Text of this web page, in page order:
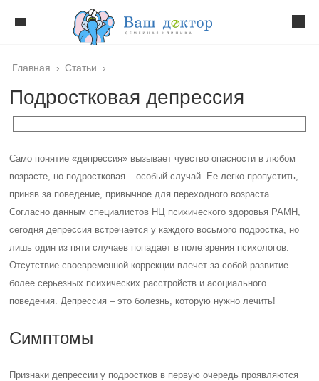
Главная › Статьи ›
Подростковая депрессия
Само понятие «депрессия» вызывает чувство опасности в любом
возрасте, но подростковая – особый случай. Ее легко пропустить,
приняв за поведение, привычное для переходного возраста.
Согласно данным специалистов НЦ психического здоровья РАМН,
сегодня депрессия встречается у каждого восьмого подростка, но
лишь один из пяти случаев попадает в поле зрения психологов.
Отсутствие своевременной коррекции влечет за собой развитие
более серьезных психических расстройств и асоциального
поведения. Депрессия – это болезнь, которую нужно лечить!
Симптомы
Признаки депрессии у подростков в первую очередь проявляются